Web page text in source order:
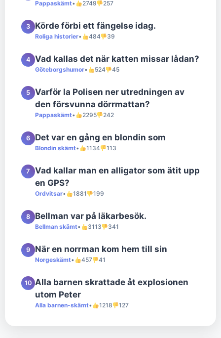
Pappaskämt• 2749 257
3 Körde förbi ett fängelse idag.
Roliga historier• 484 39
4 Vad kallas det när katten missar lådan?
Göteborgshumor• 524 45
5
Varför la Polisen ner utredningen av
den försvunna dörrmattan?
Pappaskämt• 2295 242
6 Det var en gång en blondin som
Blondin skämt• 1134 113
7
Vad kallar man en alligator som ätit upp
en GPS?
Ordvitsar• 1881 199
8 Bellman var på läkarbesök.
Bellman skämt• 3113 341
9 När en norrman kom hem till sin
Norgeskämt• 457 41
10 Alla barnen skrattade åt explosionen
utom Peter
Alla barnen-skämt• 1218 127